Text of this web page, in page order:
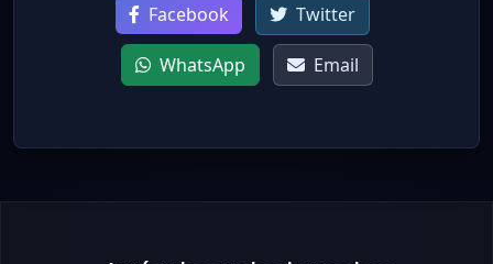
Facebook Twitter
WhatsApp Email